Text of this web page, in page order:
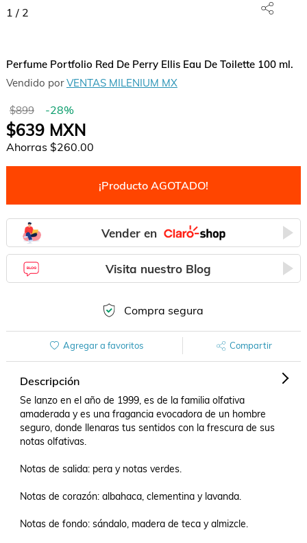
1 / 2
Perfume Portfolio Red De Perry Ellis Eau De Toilette 100 ml.
Vendido porVENTAS MILENIUM MX
$899 -28%
$639MXN
Ahorras $260.00
¡Producto AGOTADO!
Vender en
Visita nuestro Blog
Compra segura
Agregar a favoritos Compartir
Descripción
Se lanzo en el año de 1999, es de la familia olfativa
amaderada y es una fragancia evocadora de un hombre
seguro, donde llenaras tus sentidos con la frescura de sus
notas olfativas.
Notas de salida: pera y notas verdes.
Notas de corazón: albahaca, clementina y lavanda.
Notas de fondo: sándalo, madera de teca y almizcle.